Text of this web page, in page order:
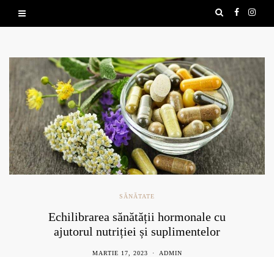
SĂNĂTATE
Echilibrarea sănătății hormonale cu
ajutorul nutriției și suplimentelor
MARTIE 17, 2023 ADMIN